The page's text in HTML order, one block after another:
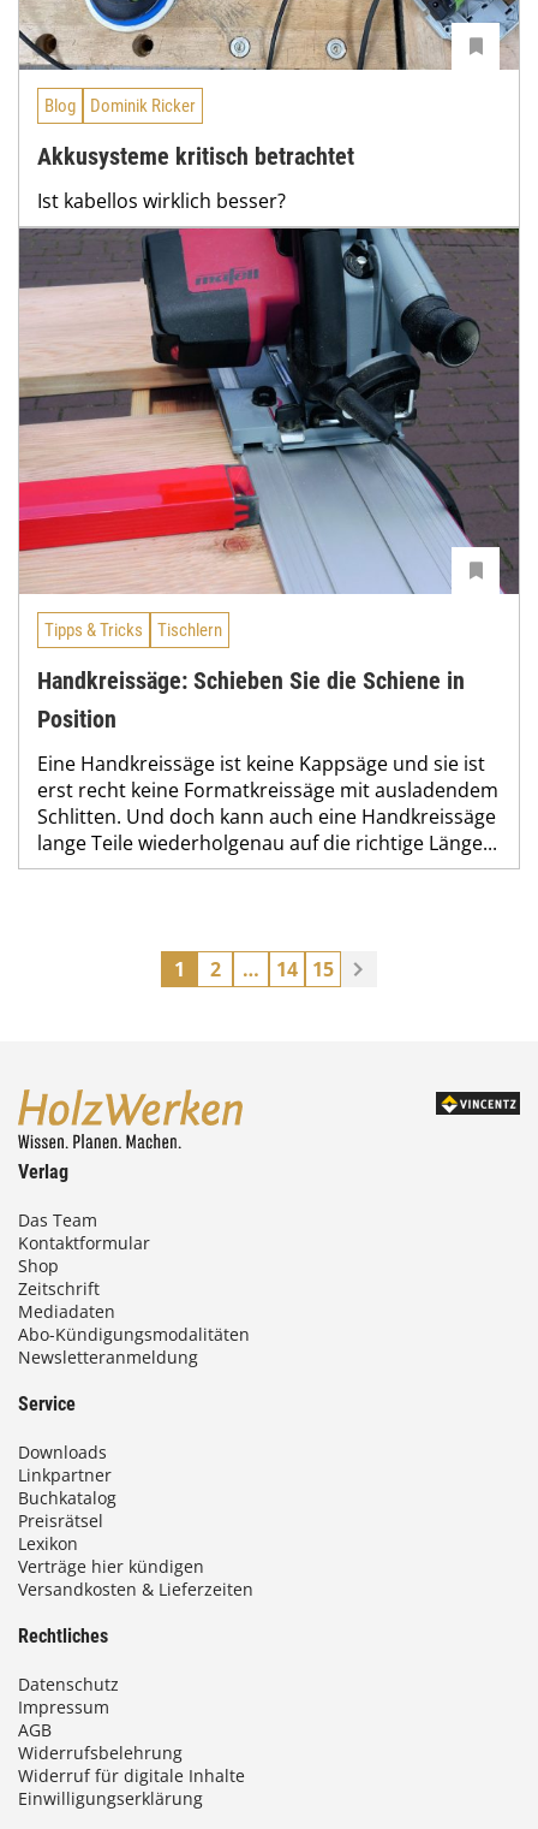
Blog Dominik Ricker
Akkusysteme kritisch betrachtet
Ist kabellos wirklich besser?
Tipps & Tricks Tischlern
Handkreissäge: Schieben Sie die Schiene in
Position
Eine Handkreissäge ist keine Kappsäge und sie ist
erst recht keine Formatkreissäge mit ausladendem
Schlitten. Und doch kann auch eine Handkreissäge
lange Teile wiederholgenau auf die richtige Länge...
1 2 … 14 15
Verlag
Das Team
Kontaktformular
Shop
Zeitschrift
Mediadaten
Abo-Kündigungsmodalitäten
Newsletteranmeldung
Service
Downloads
Linkpartner
Buchkatalog
Preisrätsel
Lexikon
Verträge hier kündigen
Versandkosten & Lieferzeiten
Rechtliches
Datenschutz
Impressum
AGB
Widerrufsbelehrung
Widerruf für digitale Inhalte
Einwilligungserklärung